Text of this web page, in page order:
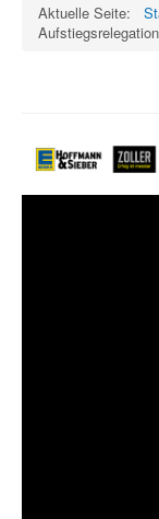
Aktuelle Seite: